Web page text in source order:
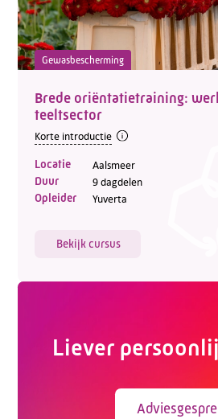
Gewasbescherming
Brede oriëntatietraining:
teeltsector
Korte introductie
Locatie Aalsmeer
Duur 9 dagdelen
Opleider Yuverta
Bekijk cursus
Liever